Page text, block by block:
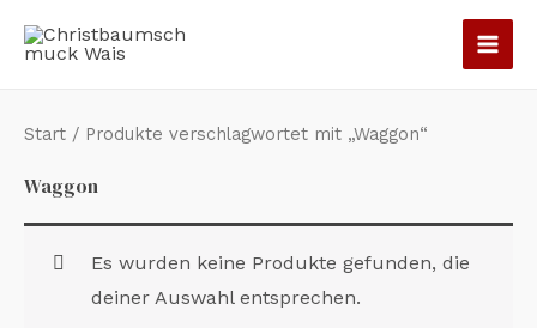
Inhalt
Start / Produkte verschlagwortet mit „Waggon“
Waggon
Es wurden keine Produkte gefunden, die
deiner Auswahl entsprechen.